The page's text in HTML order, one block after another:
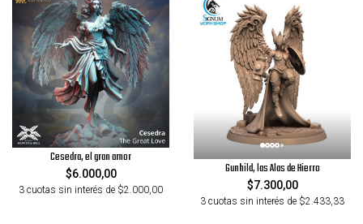
Cesedra, el gran amor
$6.000,00
3 cuotas sin interés de $2.000,00
Gunhild, las Alas de Hierro
$7.300,00
3 cuotas sin interés de $2.433,33